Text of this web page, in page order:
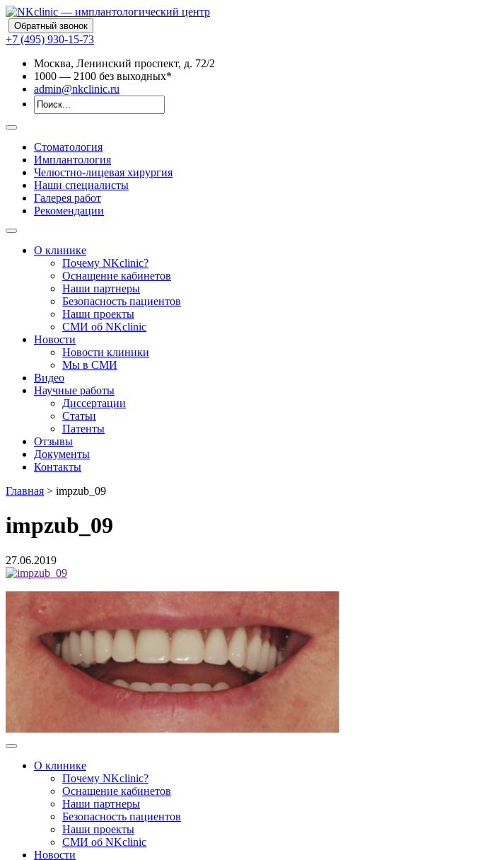
Обратный звонок
+7 (495) 930-15-73
Москва, Ленинский проспект, д. 72/2
1000 — 2100 без выходных*
admin@nkclinic.ru
Стоматология
Имплантология
Челюстно-лицевая хирургия
Наши специалисты
Галерея работ
Рекомендации
О клинике
Почему NKclinic?
Оснащение кабинетов
Наши партнеры
Безопасность пациентов
Наши проекты
СМИ об NKclinic
Новости
Новости клиники
Мы в СМИ
Видео
Научные работы
Диссертации
Статьи
Патенты
Отзывы
Документы
Контакты
Главная > impzub_09
impzub_09
27.06.2019
О клинике
Почему NKclinic?
Оснащение кабинетов
Наши партнеры
Безопасность пациентов
Наши проекты
СМИ об NKclinic
Новости